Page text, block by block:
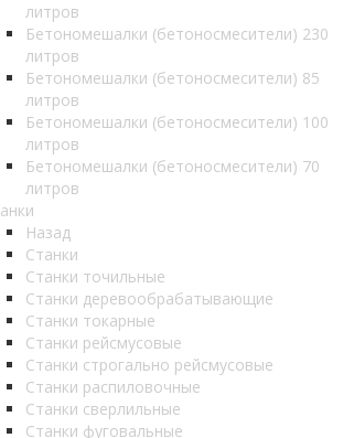
литров
Бетономешалки (бетоносмесители) 230
литров
Бетономешалки (бетоносмесители) 85
литров
Бетономешалки (бетоносмесители) 100
литров
Бетономешалки (бетоносмесители) 70
литров
Назад
Станки
Станки точильные
Станки деревообрабатывающие
Станки токарные
Станки рейсмусовые
Станки строгально рейсмусовые
Станки распиловочные
Станки сверлильные
Станки фуговальные